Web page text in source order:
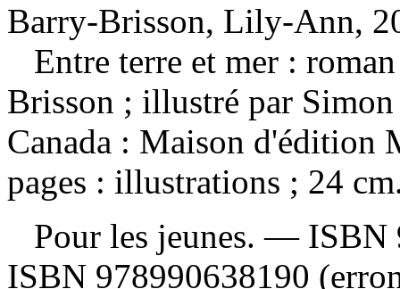
Barry-Brisson, Lily-Ann,
Entre terre et mer :
Brisson ; illustré par
Canada : Maison
pages : illustrations ; 24
Pour les jeunes. — ISBN
ISBN 978990638190